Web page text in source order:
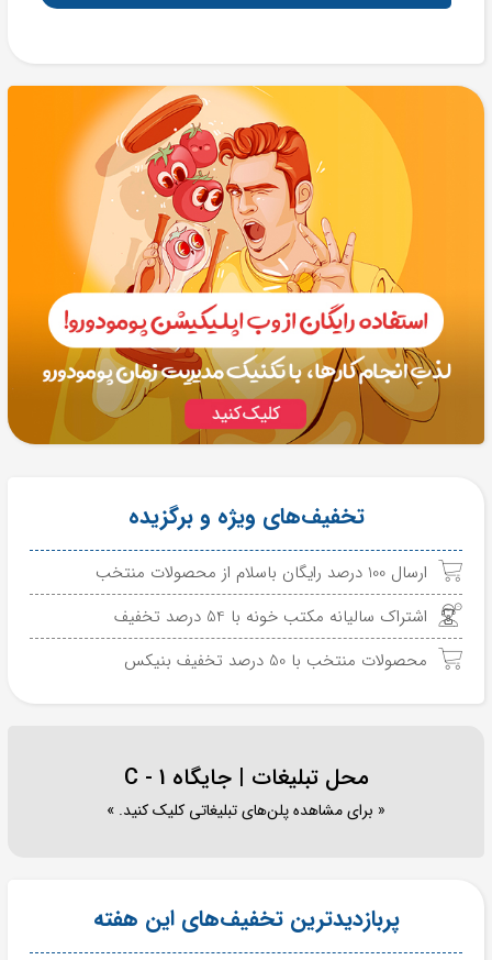
تخفیف‌های ویژه و برگزیده
ارسال 100 درصد رایگان باسلام از محصولات منتخب
اشتراک سالیانه مکتب خونه با 54 درصد تخفیف
محصولات منتخب با 50 درصد تخفیف بنیکس
محل تبلیغات | جایگاه C - 1
« برای مشاهده پلن‌های تبلیغاتی کلیک کنید. »
پربازدیدترین تخفیف‌های این هفته